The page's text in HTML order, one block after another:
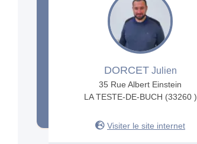
DORCETJulien
35 Rue Albert Einstein
LA TESTE-DE-BUCH (33260 )
Visiter le site internet